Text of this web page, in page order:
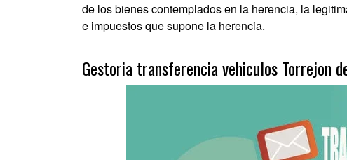
de los bienes contemplados en la herencia, la
e impuestos que supone la herencia.
Gestoria transferencia vehiculos Torrejon